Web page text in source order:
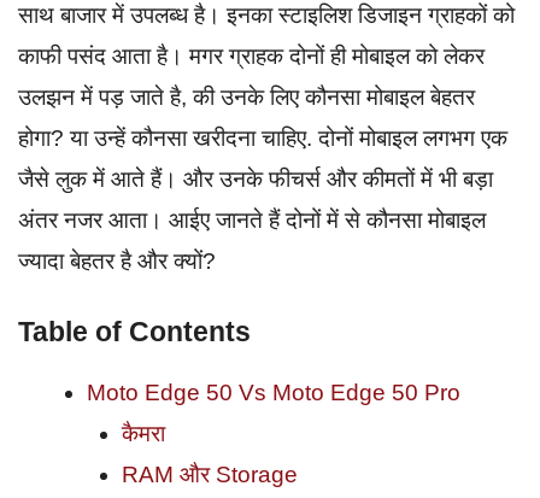
साथ बाजार में उपलब्ध है। इनका स्टाइलिश डिजाइन ग्राहकों को
काफी पसंद आता है। मगर ग्राहक दोनों ही मोबाइल को लेकर
उलझन में पड़ जाते है, की उनके लिए कौनसा मोबाइल बेहतर
होगा? या उन्हें कौनसा खरीदना चाहिए. दोनों मोबाइल लगभग एक
जैसे लुक में आते हैं। और उनके फीचर्स और कीमतों में भी बड़ा
अंतर नजर आता। आईए जानते हैं दोनों में से कौनसा मोबाइल
ज्यादा बेहतर है और क्यों?
Table of Contents
Moto Edge 50 Vs Moto Edge 50 Pro
कैमरा
RAM और Storage